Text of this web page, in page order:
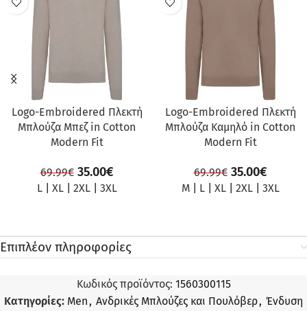
Logo-Embroidered Πλεκτή
Μπλούζα Μπεζ in Cotton
Modern Fit
69.99€ 35.00€
L| XL| 2XL| 3XL
Logo-Embroidered Πλεκτή
Μπλούζα Καμηλό in Cotton
Modern Fit
69.99€ 35.00€
M| L| XL| 2XL| 3XL
Επιπλέον πληροφορίες
Κωδικός προϊόντος: 1560300115
Κατηγορίες: Men, Ανδρικές Μπλούζες και Πουλόβερ, Ένδυση